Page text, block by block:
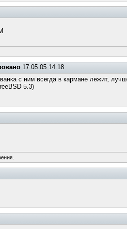
17.05.05 14:18
с ним всегда в кармане лежит,
5.3)